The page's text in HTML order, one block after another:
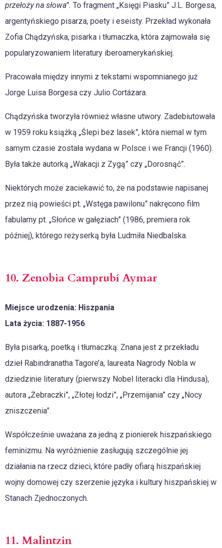
przełoży na słowa”. To fragment „Księgi Piasku” J.L. Borgesa,
argentyńskiego pisarza, poety i eseisty. Przekład wykonała
Zofia Chądzyńska, pisarka i tłumaczka, która zajmowała się
popularyzowaniem literatury iberoamerykańskiej.
Pracowała między innymi z tekstami wspomnianego już
Jorge Luisa Borgesa czy Julio Cortázara.
Chądzyńska tworzyła również własne utwory. Zadebiutowała
w 1959 roku książką „Ślepi bez lasek”, która niemal w tym
samym czasie została wydana w Polsce i we Francji (1960).
Była także autorką „Wakacji z Zygą” czy „Dorosnąć”.
Niektórych może zaciekawić to, że na podstawie napisanej
przez nią powieści pt. „Wstęga pawilonu” nakręcono film
fabularny pt. „Słońce w gałęziach” (1986, premiera rok
później), którego reżyserką była Ludmiła Niedbalska.
10. Zenobia Camprubí Aymar
Miejsce urodzenia: Hiszpania
Lata życia: 1887-1956
Była pisarką, poetką i tłumaczką. Znana jest z przekładu
dzieł Rabindranatha Tagore’a, laureata Nagrody Nobla w
dziedzinie literatury (pierwszy Nobel literacki dla Hindusa),
autora „Żebraczki”, „Złotej łodzi”, „Przemijania” czy „Nocy
zniszczenia”.
Współcześnie uważana za jedną z pionierek hiszpańskiego
feminizmu. Na wyróżnienie zasługują szczególnie jej
działania na rzecz dzieci, które padły ofiarą hiszpańskiej
wojny domowej czy szerzenie języka i kultury hiszpańskiej w
Stanach Zjednoczonych.
11. Malintzin